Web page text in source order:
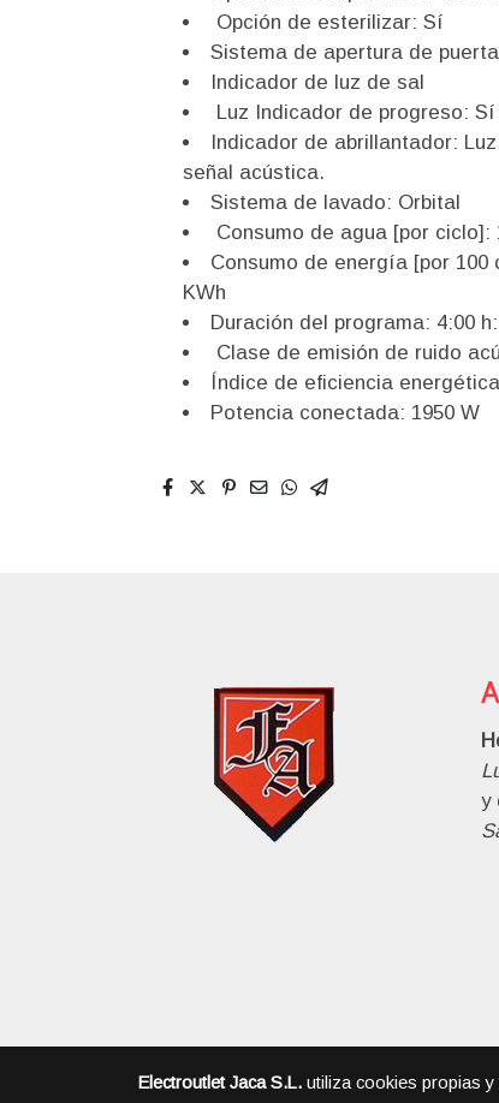
Opción de esterilizar: Sí
Sistema de apertura de
Indicador de luz de sal
Luz Indicador de progreso: Sí
Indicador de abrillantador:
señal acústica.
Sistema de lavado: Orbital
Consumo de agua [por ciclo]:
Consumo de energía [por
KWh
Duración del programa: 4:00
Clase de emisión de ruido
Índice de eficiencia
Potencia conectada: 1950 W
y
Electroutlet Jaca S.L.utiliza cookies propias y